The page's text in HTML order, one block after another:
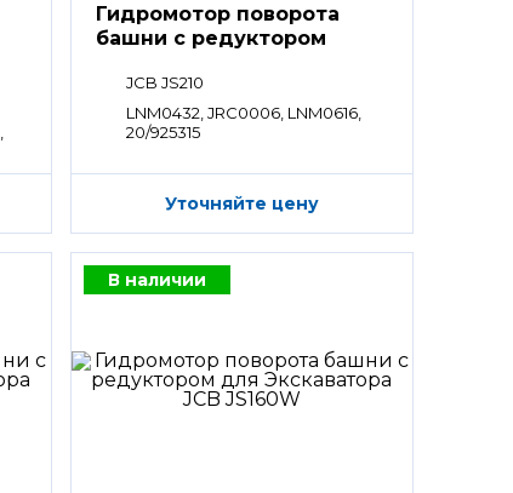
Гидромотор поворота
башни с редуктором
JCB JS210
LNM0432, JRC0006, LNM0616,
20/925315
Уточняйте цену
В наличии